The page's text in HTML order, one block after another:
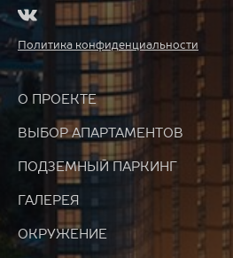
О ПРОЕКТЕ
ВЫБОР АПАРТАМЕНТОВ
ПОДЗЕМНЫЙ ПАРКИНГ
ГАЛЕРЕЯ
ОКРУЖЕНИЕ
Политика конфиденциальности